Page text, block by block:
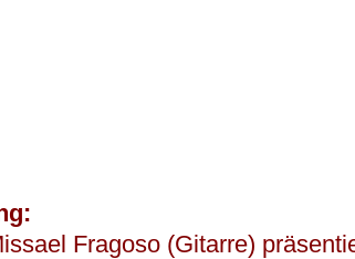
Fragoso (Gitarre)